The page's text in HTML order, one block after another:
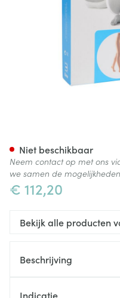
€ 112,20
Niet beschikbaar
Neem contact op met ons
we samen de
Bekijk alle producten
Beschrijving
Indicatie